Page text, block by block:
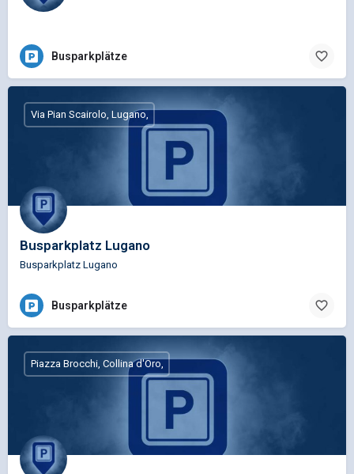
Busparkplätze
Busparkplatz Lugano
Busparkplatz Lugano
Via Pian Scairolo, Lugano,
Busparkplätze
Piazza Brocchi, Collina d'Oro,